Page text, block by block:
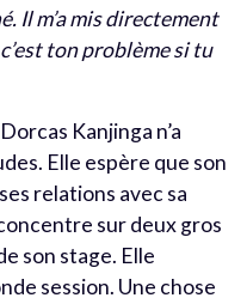
Il m’a mis directement
ton problème si tu
Kanjinga n’a
Elle espère que son
relations avec sa
sur deux gros
son stage. Elle
session. Une chose